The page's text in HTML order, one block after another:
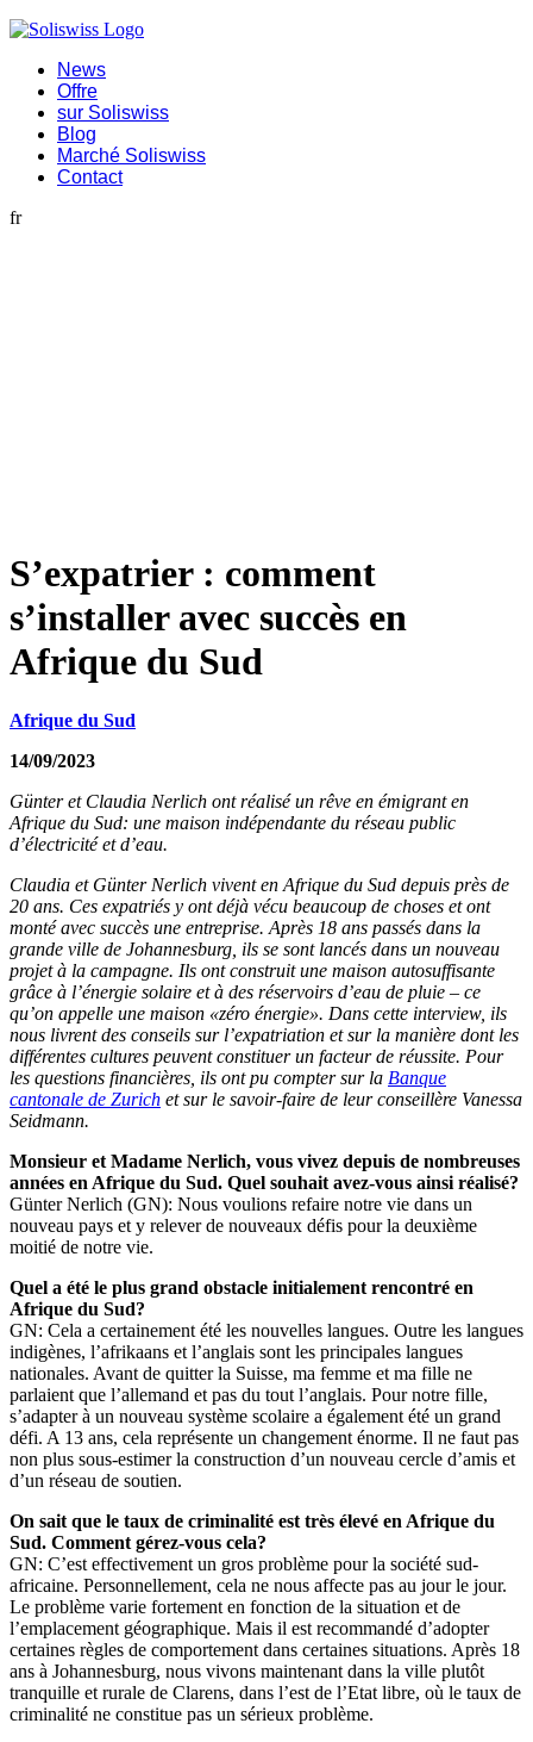
News
Offre
sur Soliswiss
Blog
Marché Soliswiss
Contact
fr
S’expatrier : comment
s’installer avec succès en
Afrique du Sud
Afrique du Sud
14/09/2023
Günter et Claudia Nerlich ont réalisé un rêve en émigrant en
Afrique du Sud: une maison indépendante du réseau public
d’électricité et d’eau.
Claudia et Günter Nerlich vivent en Afrique du Sud depuis près de
20 ans. Ces expatriés y ont déjà vécu beaucoup de choses et ont
monté avec succès une entreprise. Après 18 ans passés dans la
grande ville de Johannesburg, ils se sont lancés dans un nouveau
projet à la campagne. Ils ont construit une maison autosuffisante
grâce à l’énergie solaire et à des réservoirs d’eau de pluie – ce
qu’on appelle une maison «zéro énergie». Dans cette interview, ils
nous livrent des conseils sur l’expatriation et sur la manière dont les
différentes cultures peuvent constituer un facteur de réussite. Pour
les questions financières, ils ont pu compter sur la Banque
cantonale de Zurich et sur le savoir-faire de leur conseillère Vanessa
Seidmann.
Monsieur et Madame Nerlich, vous vivez depuis de nombreuses
années en Afrique du Sud. Quel souhait avez-vous ainsi réalisé?
Günter Nerlich (GN): Nous voulions refaire notre vie dans un
nouveau pays et y relever de nouveaux défis pour la deuxième
moitié de notre vie.
Quel a été le plus grand obstacle initialement rencontré en
Afrique du Sud?
GN: Cela a certainement été les nouvelles langues. Outre les langues
indigènes, l’afrikaans et l’anglais sont les principales langues
nationales. Avant de quitter la Suisse, ma femme et ma fille ne
parlaient que l’allemand et pas du tout l’anglais. Pour notre fille,
s’adapter à un nouveau système scolaire a également été un grand
défi. A 13 ans, cela représente un changement énorme. Il ne faut pas
non plus sous-estimer la construction d’un nouveau cercle d’amis et
d’un réseau de soutien.
On sait que le taux de criminalité est très élevé en Afrique du
Sud. Comment gérez-vous cela?
GN: C’est effectivement un gros problème pour la société sud-
africaine. Personnellement, cela ne nous affecte pas au jour le jour.
Le problème varie fortement en fonction de la situation et de
l’emplacement géographique. Mais il est recommandé d’adopter
certaines règles de comportement dans certaines situations. Après 18
ans à Johannesburg, nous vivons maintenant dans la ville plutôt
tranquille et rurale de Clarens, dans l’est de l’Etat libre, où le taux de
criminalité ne constitue pas un sérieux problème.